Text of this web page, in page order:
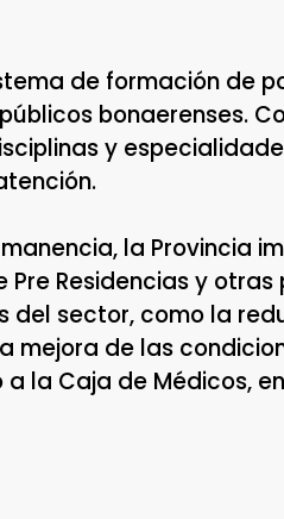
de formación de
bonaerenses.
y
la Provincia
Residencias y
del sector, como la
mejora de las
la Caja de Médicos,